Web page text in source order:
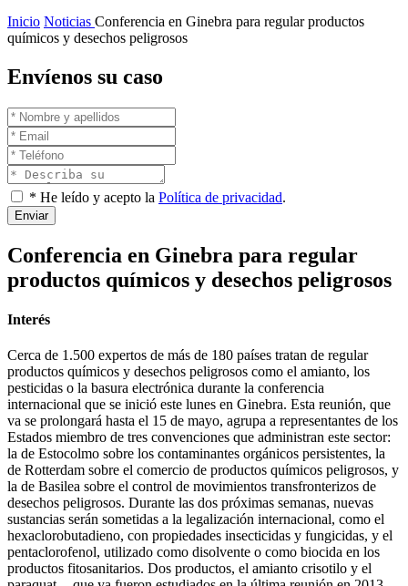
Inicio Noticias Conferencia en Ginebra para regular productos
químicos y desechos peligrosos
Envíenos su caso
* He leído y acepto la Política de privacidad.
Enviar
Conferencia en Ginebra para regular
productos químicos y desechos peligrosos
Interés
Cerca de 1.500 expertos de más de 180 países tratan de regular
productos químicos y desechos peligrosos como el amianto, los
pesticidas o la basura electrónica durante la conferencia
internacional que se inició este lunes en Ginebra. Esta reunión, que
va se prolongará hasta el 15 de mayo, agrupa a representantes de los
Estados miembro de tres convenciones que administran este sector:
la de Estocolmo sobre los contaminantes orgánicos persistentes, la
de Rotterdam sobre el comercio de productos químicos peligrosos, y
la de Basilea sobre el control de movimientos transfronterizos de
desechos peligrosos. Durante las dos próximas semanas, nuevas
sustancias serán sometidas a la legalización internacional, como el
hexaclorobutadieno, con propiedades insecticidas y fungicidas, y el
pentaclorofenol, utilizado como disolvente o como biocida en los
productos fitosanitarios. Dos productos, el amianto crisotilo y el